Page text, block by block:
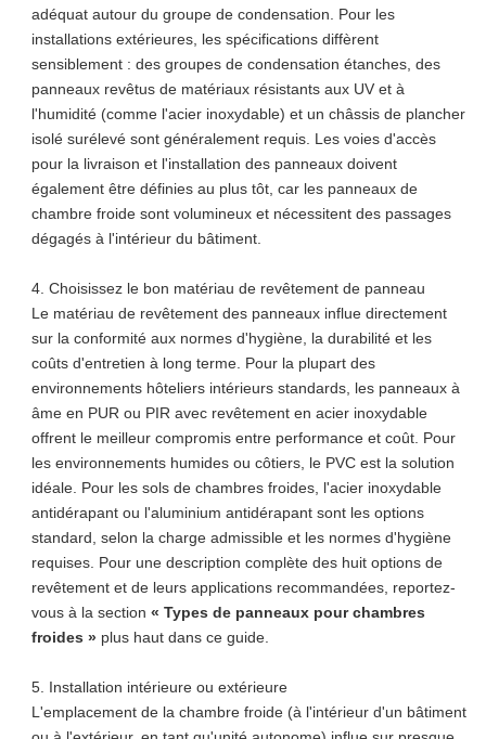
adéquat autour du groupe de condensation. Pour les
installations extérieures, les spécifications diffèrent
sensiblement : des groupes de condensation étanches, des
panneaux revêtus de matériaux résistants aux UV et à
l'humidité (comme l'acier inoxydable) et un châssis de plancher
isolé surélevé sont généralement requis. Les voies d'accès
pour la livraison et l'installation des panneaux doivent
également être définies au plus tôt, car les panneaux de
chambre froide sont volumineux et nécessitent des passages
dégagés à l'intérieur du bâtiment.
4. Choisissez le bon matériau de revêtement de panneau
Le matériau de revêtement des panneaux influe directement
sur la conformité aux normes d'hygiène, la durabilité et les
coûts d'entretien à long terme. Pour la plupart des
environnements hôteliers intérieurs standards, les panneaux à
âme en PUR ou PIR avec revêtement en acier inoxydable
offrent le meilleur compromis entre performance et coût. Pour
les environnements humides ou côtiers, le PVC est la solution
idéale. Pour les sols de chambres froides, l'acier inoxydable
antidérapant ou l'aluminium antidérapant sont les options
standard, selon la charge admissible et les normes d'hygiène
requises. Pour une description complète des huit options de
revêtement et de leurs applications recommandées, reportez-
vous à la section « Types de panneaux pour chambres
froides » plus haut dans ce guide.
5. Installation intérieure ou extérieure
L'emplacement de la chambre froide (à l'intérieur d'un bâtiment